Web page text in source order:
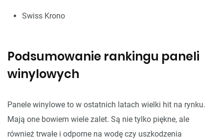
Swiss Krono
Podsumowanie rankingu paneli
winylowych
Panele winylowe to w ostatnich latach wielki hit na rynku.
Mają one bowiem wiele zalet. Są nie tylko piękne, ale
również trwałe i odporne na wodę czy uszkodzenia